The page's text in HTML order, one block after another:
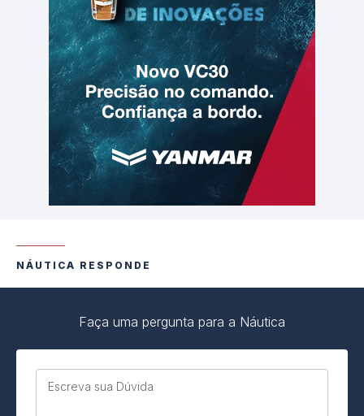
NÁUTICA RESPONDE
Faça uma pergunta para a Náutica
Escreva sua Dúvida